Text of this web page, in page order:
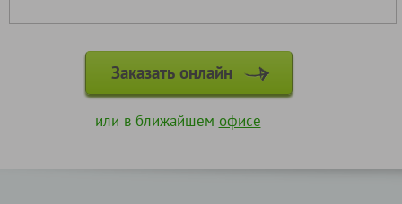
Заказать онлайн
или в ближайшем офисе